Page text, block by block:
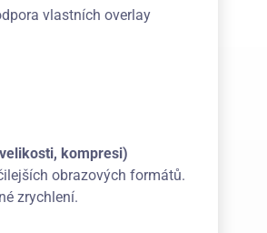
vlastních overlay
kompresi)
obrazových formátů.
zrychlení.